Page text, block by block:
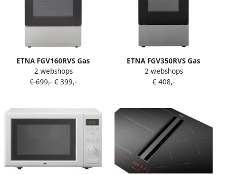
ETNA FGV160RVS Gas
elektro fornuis RVS 60 cm
Inhoud 72 liter Energielabel
2 webshops
€ 699,- € 399,-
ETNA FGV350RVS Gas
elektro fornuis 50 cm RVS
50 liter
2 webshops
€ 408,-